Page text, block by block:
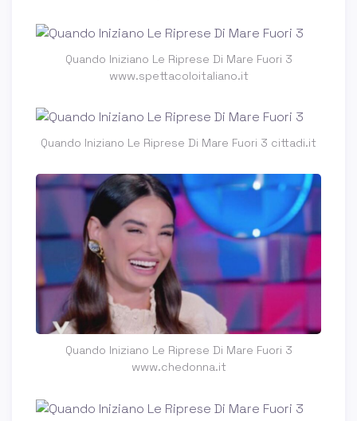
Quando Iniziano Le Riprese Di Mare Fuori 3
www.spettacoloitaliano.it
Quando Iniziano Le Riprese Di Mare Fuori 3 cittadi.it
Quando Iniziano Le Riprese Di Mare Fuori 3
www.chedonna.it